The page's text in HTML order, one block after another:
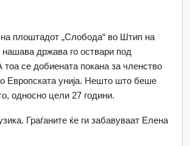
на плоштадот „Слобода“ во Штип на
нашава држава го оствари под
се добиената покана за членство
Европската унија. Нешто што беше
односно цели 27 години.
Граѓаните ќе ги забавуваат Елена